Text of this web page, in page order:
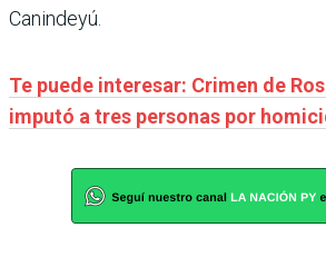
Canindeyú.
Te puede interesar: Crimen de
imputó a tres personas por